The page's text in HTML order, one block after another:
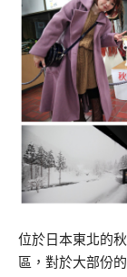
位於日本東北的
區，對於大部份